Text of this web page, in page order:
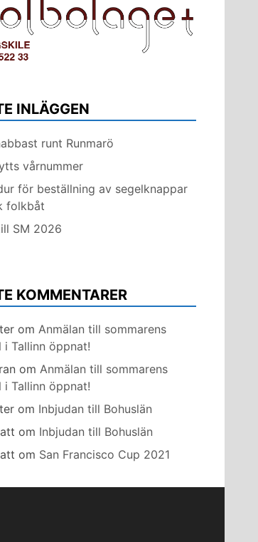
INLÄGGEN
runt Runmarö
vårnummer
för beställning av segelknappar
folkbåt
SM 2026
KOMMENTARER
om Anmälan till sommarens
i Tallinn öppnat!
om Anmälan till sommarens
i Tallinn öppnat!
om Inbjudan till Bohuslän
om Inbjudan till Bohuslän
om San Francisco Cup 2021